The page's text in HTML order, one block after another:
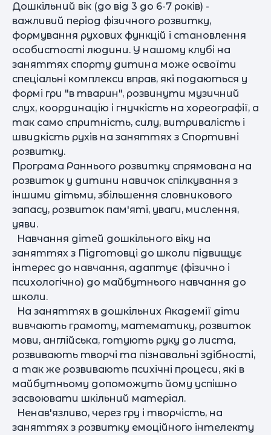
Дошкільний вік (до від 3 до 6-7 років) -
важливий період фізичного розвитку,
формування рухових функцій і становлення
особистості людини. У нашому клубі на
заняттях спорту дитина може освоїти
спеціальні комплекси вправ, які подаються у
формі гри "в тварин", розвинути музичний
слух, координацію і гнучкість на хореографії, а
так само спритність, силу, витривалість і
швидкість рухів на заняттях з Спортивні
розвитку.
Програма Раннього розвитку спрямована на
розвиток у дитини навичок спілкування з
іншими дітьми, збільшення словникового
запасу, розвиток пам'яті, уваги, мислення,
уяви.
Навчання дітей дошкільного віку на
заняттях з Підготовці до школи підвищує
інтерес до навчання, адаптує (фізично і
психологічно) до майбутнього навчання до
школи.
На заняттях в дошкільних Академії діти
вивчають грамоту, математику, розвиток
мови, англійська, готують руку до листа,
розвивають творчі та пізнавальні здібності,
а так же розвивають психічні процеси, які в
майбутньому допоможуть йому успішно
засвоювати шкільний матеріал.
Ненав'язливо, через гру і творчість, на
заняттях з розвитку емоційного інтелекту